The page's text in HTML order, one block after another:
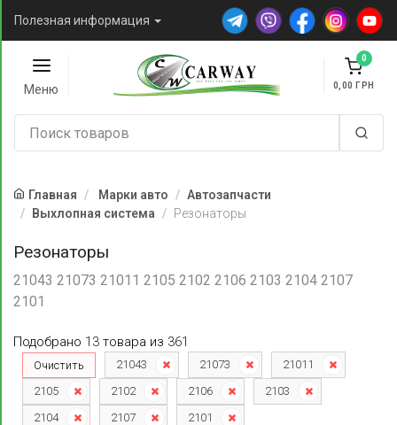
Полезная информация
Меню
0
0,00
Главная Марки авто
Автозапчасти
Выхлопная система
Резонаторы
Резонаторы
21043 21073 21011 2105 2102 2106 2103 2104 2107
2101
Подобрано 13 товара из 361
Очистить 21043 21073
21011
2105
2102 2106
2103
2104
2107 2101